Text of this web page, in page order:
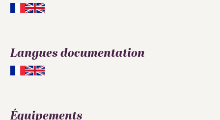
Langues documentation
Équipements